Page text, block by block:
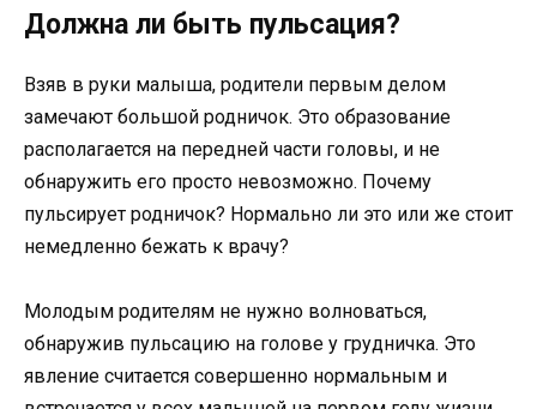
Должна ли быть пульсация?
Взяв в руки малыша, родители первым делом
замечают большой родничок. Это образование
располагается на передней части головы, и не
обнаружить его просто невозможно. Почему
пульсирует родничок? Нормально ли это или же стоит
немедленно бежать к врачу?
Молодым родителям не нужно волноваться,
обнаружив пульсацию на голове у грудничка. Это
явление считается совершенно нормальным и